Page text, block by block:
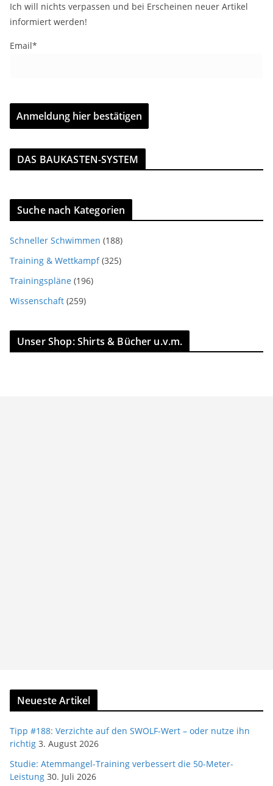
Ich will nichts verpassen und bei Erscheinen neuer Artikel
informiert werden!
Email*
DAS BAUKASTEN-SYSTEM
Suche nach Kategorien
Schneller Schwimmen (188)
Training & Wettkampf(325)
Trainingspläne (196)
Wissenschaft (259)
Unser Shop: Shirts & Bücher u.v.m.
Neueste Artikel
Tipp #188: Verzichte auf den SWOLF-Wert – oder nutze ihn
richtig 3. August 2026
Studie: Atemmangel-Training verbessert die 50-Meter-
Leistung 30. Juli 2026